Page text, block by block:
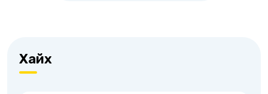
Хайх